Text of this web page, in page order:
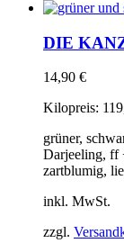
DIE
14,90 €
Kilopreis:
grüner,
Darjeeling, ff
zartblumig,
inkl. MwSt.
zzgl.